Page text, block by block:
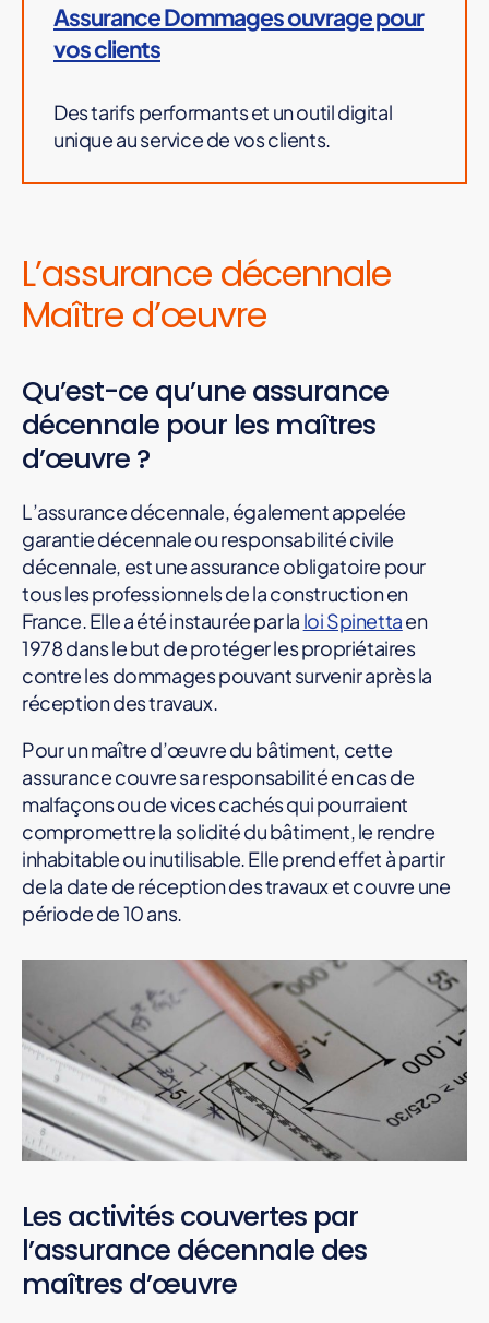
Assurance Dommages ouvrage pour
vos clients
Des tarifs performants et un outil digital
unique au service de vos clients.
L’assurance décennale
Maître d’œuvre
Qu’est-ce qu’une assurance
décennale pour les maîtres
d’œuvre ?
L’assurance décennale, également appelée
garantie décennale ou responsabilité civile
décennale, est une assurance obligatoire pour
tous les professionnels de la construction en
France. Elle a été instaurée par la loi Spinettaen
1978 dans le but de protéger les propriétaires
contre les dommages pouvant survenir après la
réception des travaux.
Pour un maître d’œuvre du bâtiment, cette
assurance couvre sa responsabilité en cas de
malfaçons ou de vices cachés qui pourraient
compromettre la solidité du bâtiment, le rendre
inhabitable ou inutilisable. Elle prend effet à partir
de la date de réception des travaux et couvre une
période de 10 ans.
Les activités couvertes par
l’assurance décennale des
maîtres d’œuvre